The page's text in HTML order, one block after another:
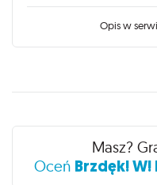
Opis w
Recenzje
Masz?
Oceń Brzdęk!